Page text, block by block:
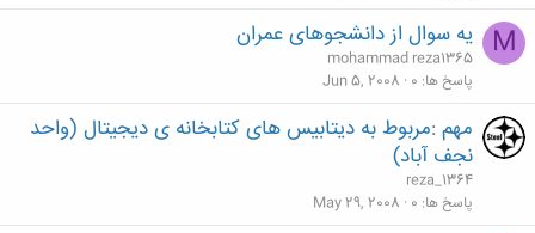
M یه سوال از دانشجوهای عمران
mohammad reza1365
پاسخ ها 0
Jun 5, 2008
مهم :مربوط به دیتابیس های کتابخانه ی دیجیتال (واحد
نجف آباد)
reza_1364
پاسخ ها 0
May 29, 2008